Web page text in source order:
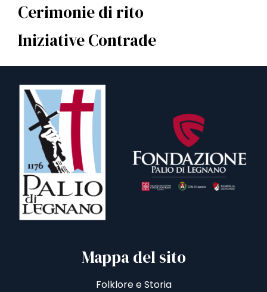
Cerimonie di rito
Iniziative Contrade
Mappa del sito
Folklore e Storia